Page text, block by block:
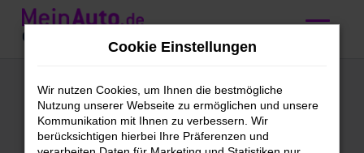
Zum
Hauptinhalt
Audi
Tageszulassung
Cookie Einstellungen
Wir nutzen Cookies, um Ihnen die bestmögliche
Nutzung unserer Webseite zu ermöglichen und unsere
Kommunikation mit Ihnen zu verbessern. Wir
berücksichtigen hierbei Ihre Präferenzen und